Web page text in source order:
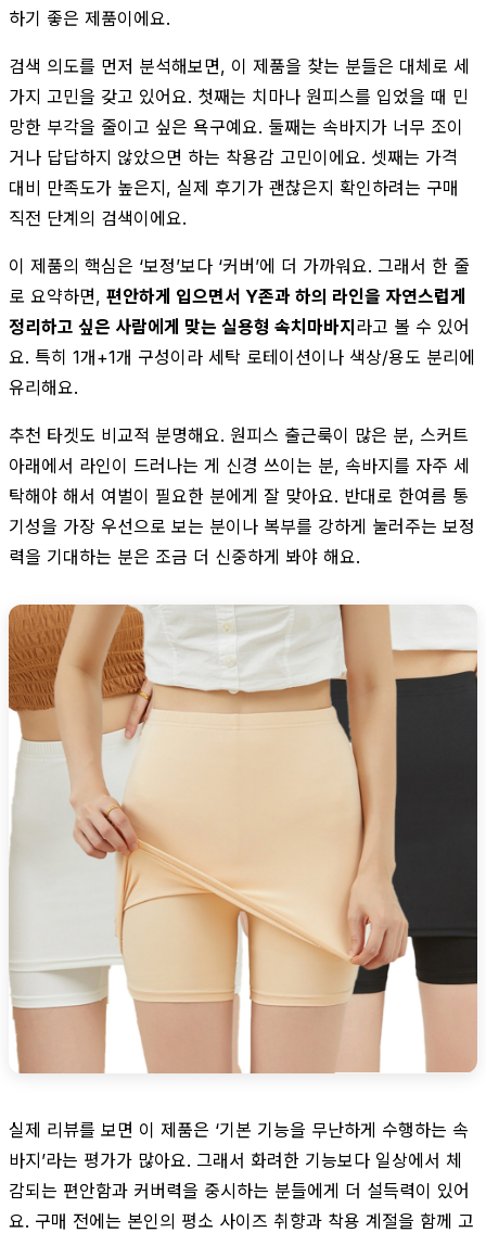
하기 좋은 제품이에요.
검색 의도를 먼저 분석해보면, 이 제품을 찾는 분들은 대체로 세
가지 고민을 갖고 있어요. 첫째는 치마나 원피스를 입었을 때 민
망한 부각을 줄이고 싶은 욕구예요. 둘째는 속바지가 너무 조이
거나 답답하지 않았으면 하는 착용감 고민이에요. 셋째는 가격
대비 만족도가 높은지, 실제 후기가 괜찮은지 확인하려는 구매
직전 단계의 검색이에요.
이 제품의 핵심은 ‘보정’보다 ‘커버’에 더 가까워요. 그래서 한 줄
로 요약하면, 편안하게 입으면서 Y존과 하의 라인을 자연스럽게
정리하고 싶은 사람에게 맞는 실용형 속치마바지라고 볼 수 있어
요. 특히 1개+1개 구성이라 세탁 로테이션이나 색상/용도 분리에
유리해요.
추천 타겟도 비교적 분명해요. 원피스 출근룩이 많은 분, 스커트
아래에서 라인이 드러나는 게 신경 쓰이는 분, 속바지를 자주 세
탁해야 해서 여벌이 필요한 분에게 잘 맞아요. 반대로 한여름 통
기성을 가장 우선으로 보는 분이나 복부를 강하게 눌러주는 보정
력을 기대하는 분은 조금 더 신중하게 봐야 해요.
실제 리뷰를 보면 이 제품은 ‘기본 기능을 무난하게 수행하는 속
바지’라는 평가가 많아요. 그래서 화려한 기능보다 일상에서 체
감되는 편안함과 커버력을 중시하는 분들에게 더 설득력이 있어
요. 구매 전에는 본인의 평소 사이즈 취향과 착용 계절을 함께 고